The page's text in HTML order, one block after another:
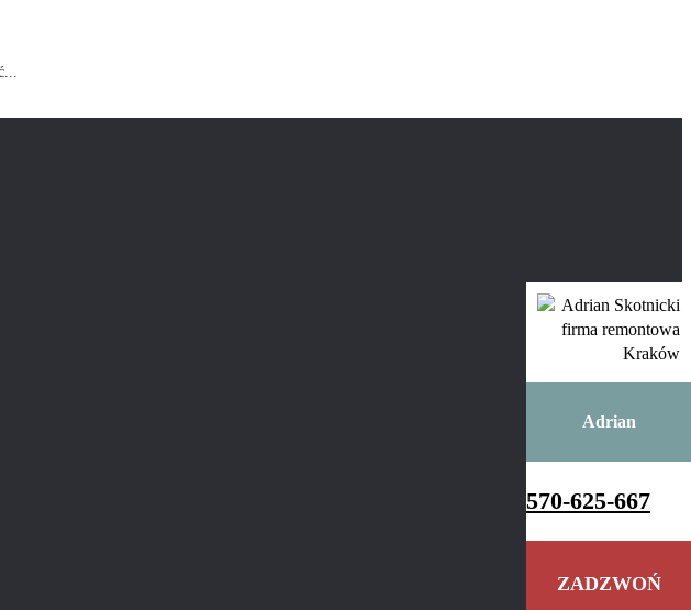
Adrian
570-625-667
ZADZWOŃ